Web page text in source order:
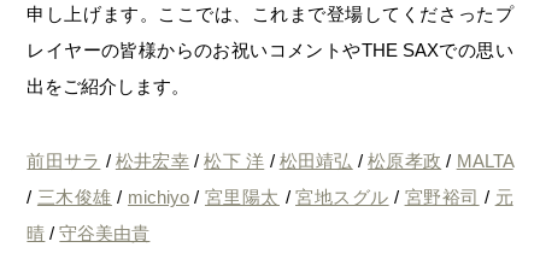
申し上げます。ここでは、これまで登場してくださったプ
レイヤーの皆様からのお祝いコメントやTHE SAXでの思い
出をご紹介します。
前田サラ / 松井宏幸/松下 洋 / 松田靖弘 /松原孝政 / MALTA
/ 三木俊雄 / michiyo/ 宮里陽太 /宮地スグル / 宮野裕司 / 元
晴 /守谷美由貴